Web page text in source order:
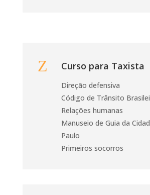
Z Curso para Taxista
Direção defensiva
Código de Trânsito
Relações humanas
Manuseio de Guia da
Paulo
Primeiros socorros